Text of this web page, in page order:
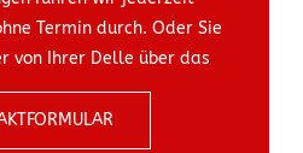
Termin durch. Oder Sie
von Ihrer Delle über das